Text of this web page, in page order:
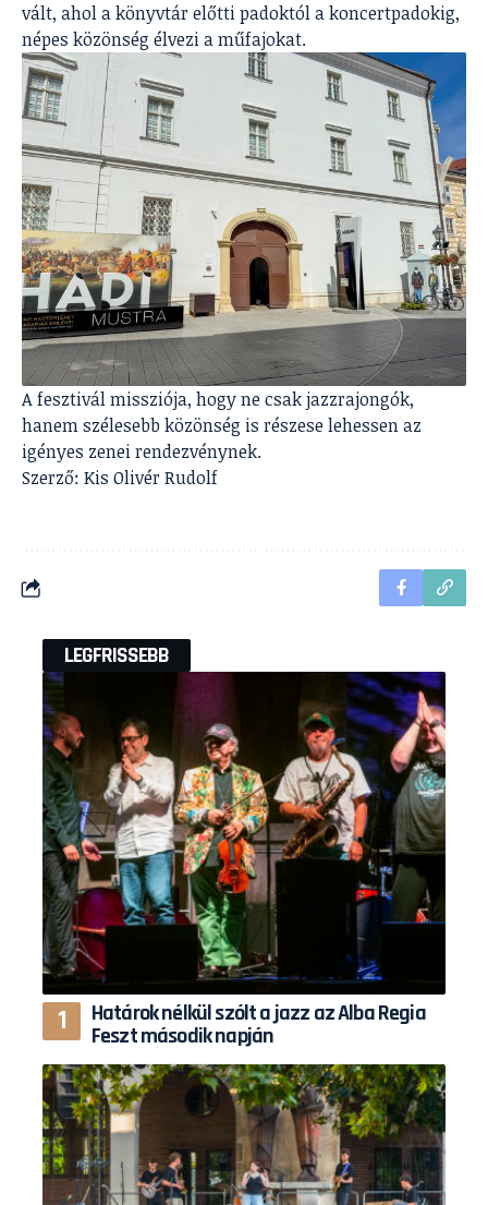
vált, ahol a könyvtár előtti padoktól a koncertpadokig,
népes közönség élvezi a műfajokat.
A fesztivál missziója, hogy ne csak jazzrajongók,
hanem szélesebb közönség is részese lehessen az
igényes zenei rendezvénynek.
Szerző: Kis Olivér Rudolf
LEGFRISSEBB
Határok nélkül szólt a jazz az Alba Regia
Feszt második napján